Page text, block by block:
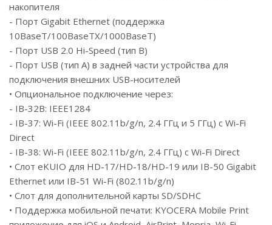
накопителя
- Порт Gigabit Ethernet (поддержка
10BaseT/100BaseTX/1000BaseT)
- Порт USB 2.0 Hi-Speed (тип B)
- Порт USB (тип A) в задней части устройства для
подключения внешних USB-носителей
• Опциональное подключение через:
- IB-32B: IEEE1284
- IB-37: Wi-Fi (IEEE 802.11b/g/n, 2.4 ГГц и 5 ГГц) с Wi-Fi
Direct
- IB-38: Wi-Fi (IEEE 802.11b/g/n, 2.4 ГГц) с Wi-Fi Direct
• Слот eKUIO для HD-17/HD-18/HD-19 или IB-50 Gigabit
Ethernet или IB-51 Wi-Fi (802.11b/g/n)
• Слот для дополнительной карты SD/SDHC
• Поддержка мобильной печати: KYOCERA Mobile Print